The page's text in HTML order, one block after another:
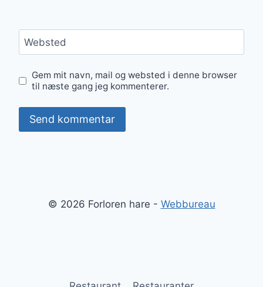
Websted
Gem mit navn, mail og websted i denne browser
til næste gang jeg kommenterer.
© 2026 Forloren hare - Webbureau